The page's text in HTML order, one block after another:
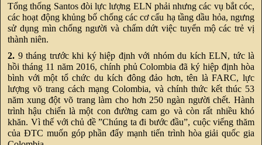
Tổng thống Santos đòi lực lượng ELN phải nhưng các vụ bắt cóc,
các hoạt động khủng bố chống các cơ cấu hạ tầng dầu hỏa, ngưng
sử dụng mìn chống người và chấm dứt việc tuyển mộ các trẻ vị
thành niên.
2. 9 tháng trước khi ký hiệp định với nhóm du kích ELN, tức là
hồi tháng 11 năm 2016, chính phủ Colombia đã ký hiệp định hòa
bình với một tổ chức du kích đông đảo hơn, tên là FARC, lực
lượng võ trang cách mạng Colombia, và chính thức kết thúc 53
năm xung đột võ trang làm cho hơn 250 ngàn người chết. Hành
trình hậu chiến là một con đường cam go và còn rất nhiều khó
khăn. Vì thế với chủ đề ”Chúng ta đi bước đầu”, cuộc viếng thăm
của ĐTC muốn góp phần đẩy mạnh tiến trình hòa giải quốc gia